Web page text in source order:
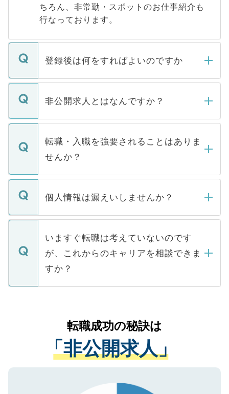
ちろん、非常勤・スポットのお仕事紹介も
行なっております。
登録後は何をすればよいのですか
ご登録いただきましたら、弊社担当者がご
登録内容を確認し、その後メールもしくは
ます。通常、5営業日以内にはご連絡をせて
いただきますので、しばらくお待ちくださ
非公開求人とはなんですか？
マイナビDOCTORで取り扱っている求人の
うち約3割は、Webサイトからご覧いただ
けない「非公開求人」です。非公開求人は
下記の理由によって、一般には公開してい
ません。
■応募殺到を避けるため 人気のある医療機
関を公にしてしまうと、応募が殺到する場
に、医療機関が求める条件に合った人材の
みを人材紹介会社に依頼するケースが増え
ています。
転職・入職を強要されることはありま
せんか？
転職・入職を強要することは一切ありませ
ん。また、仮に応募先から内定をいただい
定を承諾する必要はありません。内定先へ
の辞退の連絡はキャリアパートナーが行い
個人情報は漏えいしませんか？
個人情報が漏えいすることはありませんの
で、ご安心ください。当サイトからの登録
などで収集したご登録者様の個人情報は、
ご本人のキャリアアップおよび転職活動の
支援を目的に使用いたします。お預かりし
ているすべての個人データはご本人の許可
は、個人情報の取り扱いについての厳密な
管理基準を満たした事業者のみに付与され
る、プライバシーマークを取得済みです。
で、機密保持に関してもご安心ください。
いますぐ転職は考えていないのです
が、これからのキャリアを相談できま
すか？
かがいして、現在の医療機関の状況や紹介
経験をまじえながら、適切なアドバイスを
させていただきます。すぐにご転職をされ
ない方には、長期的なサポートが可能です
ので、まずはご登録ください。
転職成功の秘訣は
「非公開求人」